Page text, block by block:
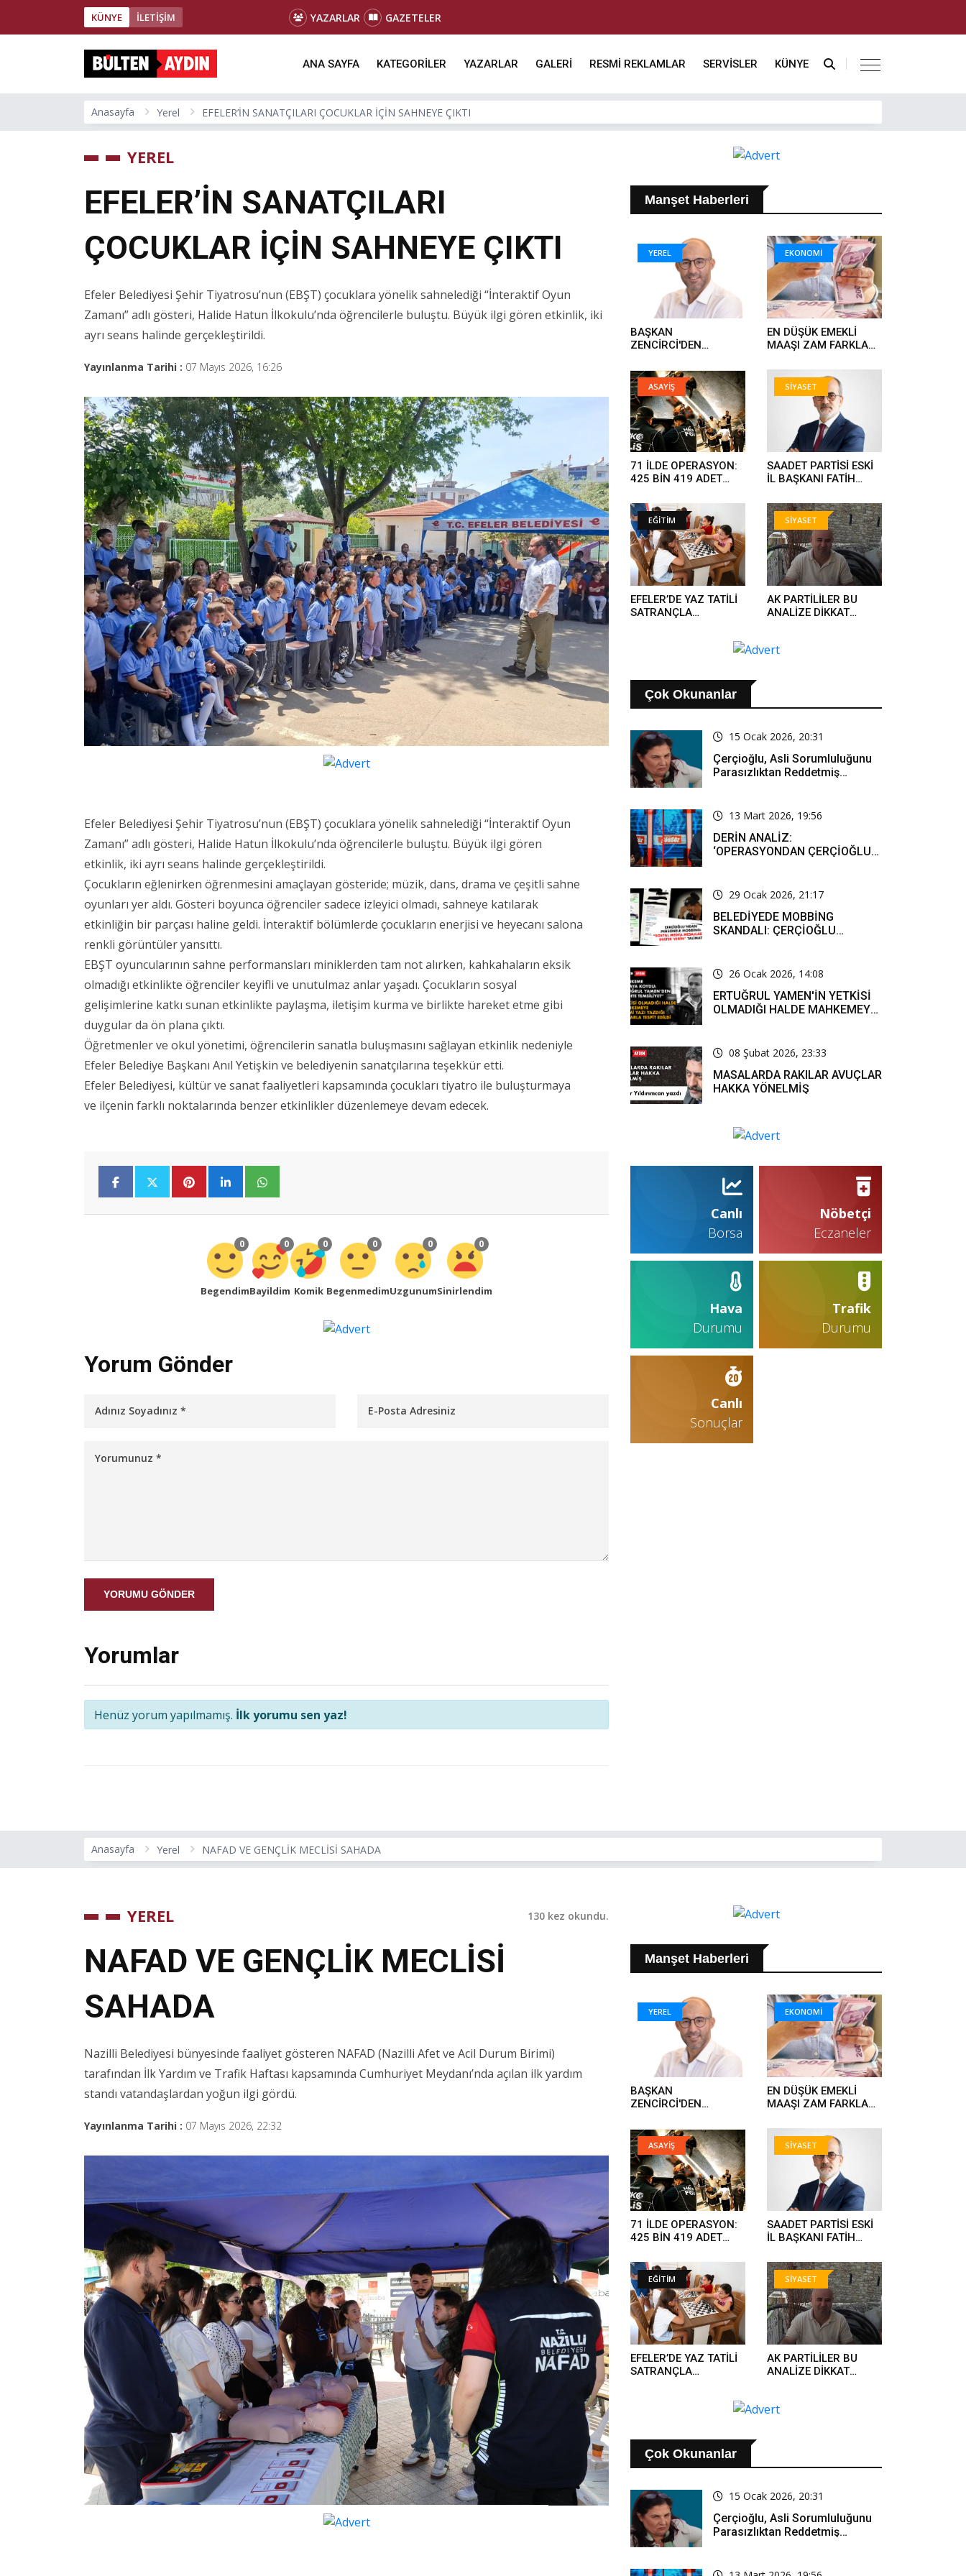
KÜNYE İLETİŞİM YAZARLAR GAZETELER
ANA SAYFA KATEGORİLER YAZARLAR GALERİ RESMİ REKLAMLAR SERVİSLER KÜNYE
Anasayfa Yerel EFELER’İN SANATÇILARI ÇOCUKLAR İÇİN SAHNEYE ÇIKTI
YEREL
EFELER’İN SANATÇILARI
ÇOCUKLAR İÇİN SAHNEYE ÇIKTI
Efeler Belediyesi Şehir Tiyatrosu’nun (EBŞT) çocuklara yönelik sahnelediği “İnteraktif Oyun
Zamanı” adlı gösteri, Halide Hatun İlkokulu’nda öğrencilerle buluştu. Büyük ilgi gören etkinlik, iki
ayrı seans halinde gerçekleştirildi.
Yayınlanma Tarihi : 07 Mayıs 2026, 16:26
Efeler Belediyesi Şehir Tiyatrosu’nun (EBŞT) çocuklara yönelik sahnelediği “İnteraktif Oyun
Zamanı” adlı gösteri, Halide Hatun İlkokulu’nda öğrencilerle buluştu. Büyük ilgi gören
etkinlik, iki ayrı seans halinde gerçekleştirildi.
Çocukların eğlenirken öğrenmesini amaçlayan gösteride; müzik, dans, drama ve çeşitli sahne
oyunları yer aldı. Gösteri boyunca öğrenciler sadece izleyici olmadı, sahneye katılarak
etkinliğin bir parçası haline geldi. İnteraktif bölümlerde çocukların enerjisi ve heyecanı salona
renkli görüntüler yansıttı.
EBŞT oyuncularının sahne performansları miniklerden tam not alırken, kahkahaların eksik
olmadığı etkinlikte öğrenciler keyifli ve unutulmaz anlar yaşadı. Çocukların sosyal
gelişimlerine katkı sunan etkinlikte paylaşma, iletişim kurma ve birlikte hareket etme gibi
duygular da ön plana çıktı.
Öğretmenler ve okul yönetimi, öğrencilerin sanatla buluşmasını sağlayan etkinlik nedeniyle
Efeler Belediye Başkanı Anıl Yetişkin ve belediyenin sanatçılarına teşekkür etti.
Efeler Belediyesi, kültür ve sanat faaliyetleri kapsamında çocukları tiyatro ile buluşturmaya
ve ilçenin farklı noktalarında benzer etkinlikler düzenlemeye devam edecek.
0
Begendim
0
Bayildim
0
Komik
0
Begenmedim
0
Uzgunum
0
Sinirlendim
Yorum Gönder
YORUMU GÖNDER
Yorumlar
Henüz yorum yapılmamış. İlk yorumu sen yaz!
Manşet Haberleri
YEREL
BAŞKAN
ZENCİRCİ'DEN
EKONOMİ
EN DÜŞÜK EMEKLİ
MAAŞI ZAM FARKLARI
ASAYİŞ
71 İLDE OPERASYON:
425 BİN 419 ADET
GEÇİRİLDİ, 844 KİŞİ
TUTUKLANDI..
SİYASET
SAADET PARTİSİ ESKİ
İL BAŞKANI FATİH
PARTİYE GEÇTİ..
EĞİTİM
EFELER’DE YAZ TATİLİ
SATRANÇLA
SİYASET
AK PARTİLİLER BU
ANALİZE DİKKAT
Çok Okunanlar
15 Ocak 2026, 20:31
Çerçioğlu, Asli Sorumluluğunu
Parasızlıktan Reddetmiş…
13 Mart 2026, 19:56
DERİN ANALİZ:
‘OPERASYONDAN ÇERÇİOĞLU
MUCİZE’
29 Ocak 2026, 21:17
BELEDİYEDE MOBBİNG
SKANDALI: ÇERÇİOĞLU
26 Ocak 2026, 14:08
ERTUĞRUL YAMEN'İN YETKİSİ
OLMADIĞI HALDE MAHKEMEYE
08 Şubat 2026, 23:33
MASALARDA RAKILAR AVUÇLAR
HAKKA YÖNELMİŞ
Canlı
Borsa
Nöbetçi
Eczaneler
Hava
Durumu
Trafik
Durumu
Canlı
Sonuçlar
Anasayfa Yerel NAFAD VE GENÇLİK MECLİSİ SAHADA
YEREL 130 kez okundu.
NAFAD VE GENÇLİK MECLİSİ
SAHADA
Nazilli Belediyesi bünyesinde faaliyet gösteren NAFAD (Nazilli Afet ve Acil Durum Birimi)
tarafından İlk Yardım ve Trafik Haftası kapsamında Cumhuriyet Meydanı’nda açılan ilk yardım
standı vatandaşlardan yoğun ilgi gördü.
Yayınlanma Tarihi : 07 Mayıs 2026, 22:32
Manşet Haberleri
YEREL
BAŞKAN
ZENCİRCİ'DEN
EKONOMİ
EN DÜŞÜK EMEKLİ
MAAŞI ZAM FARKLARI
ASAYİŞ
71 İLDE OPERASYON:
425 BİN 419 ADET
GEÇİRİLDİ, 844 KİŞİ
TUTUKLANDI..
SİYASET
SAADET PARTİSİ ESKİ
İL BAŞKANI FATİH
PARTİYE GEÇTİ..
EĞİTİM
EFELER’DE YAZ TATİLİ
SATRANÇLA
SİYASET
AK PARTİLİLER BU
ANALİZE DİKKAT
Çok Okunanlar
15 Ocak 2026, 20:31
Çerçioğlu, Asli Sorumluluğunu
Parasızlıktan Reddetmiş…